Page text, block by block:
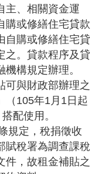
主、相關資金運
購或修繕住宅貸款
自購或修繕住宅貸
之。貸款程序及貸
構規定辦理。
可與財政部辦理之
（ 105年1月1日起
配使用。
規定，稅捐徵收
賦稅署為調查課稅
件，故租金補貼之